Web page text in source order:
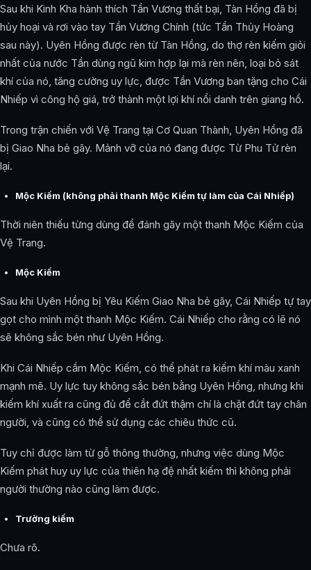
Sau khi Kinh Kha hành thích Tần Vương thất bại, Tàn Hồng đã bị
hủy hoại và rơi vào tay Tần Vương Chính (tức Tần Thủy Hoàng
sau này). Uyên Hồng được rèn từ Tàn Hồng, do thợ rèn kiếm giỏi
nhất của nước Tần dùng ngũ kim hợp lại mà rèn nên, loại bỏ sát
khí của nó, tăng cường uy lực, được Tần Vương ban tặng cho Cái
Nhiếp vì công hộ giá, trở thành một lợi khí nổi danh trên giang hồ.
Trong trận chiến với Vệ Trang tại Cơ Quan Thành, Uyên Hồng đã
bị Giao Nha bẻ gãy. Mảnh vỡ của nó đang được Từ Phu Tử rèn
lại.
Mộc Kiếm (không phải thanh Mộc Kiếm tự làm của Cái Nhiếp)
Thời niên thiếu từng dùng để đánh gãy một thanh Mộc Kiếm của
Vệ Trang.
Mộc Kiếm
Sau khi Uyên Hồng bị Yêu Kiếm Giao Nha bẻ gãy, Cái Nhiếp tự tay
gọt cho mình một thanh Mộc Kiếm. Cái Nhiếp cho rằng có lẽ nó
sẽ không sắc bén như Uyên Hồng.
Khi Cái Nhiếp cầm Mộc Kiếm, có thể phát ra kiếm khí màu xanh
mạnh mẽ. Uy lực tuy không sắc bén bằng Uyên Hồng, nhưng khi
kiếm khí xuất ra cũng đủ để cắt đứt thậm chí là chặt đứt tay chân
người, và cũng có thể sử dụng các chiêu thức cũ.
Tuy chỉ được làm từ gỗ thông thường, nhưng việc dùng Mộc
Kiếm phát huy uy lực của thiên hạ đệ nhất kiếm thì không phải
người thường nào cũng làm được.
Trường kiếm
Chưa rõ.